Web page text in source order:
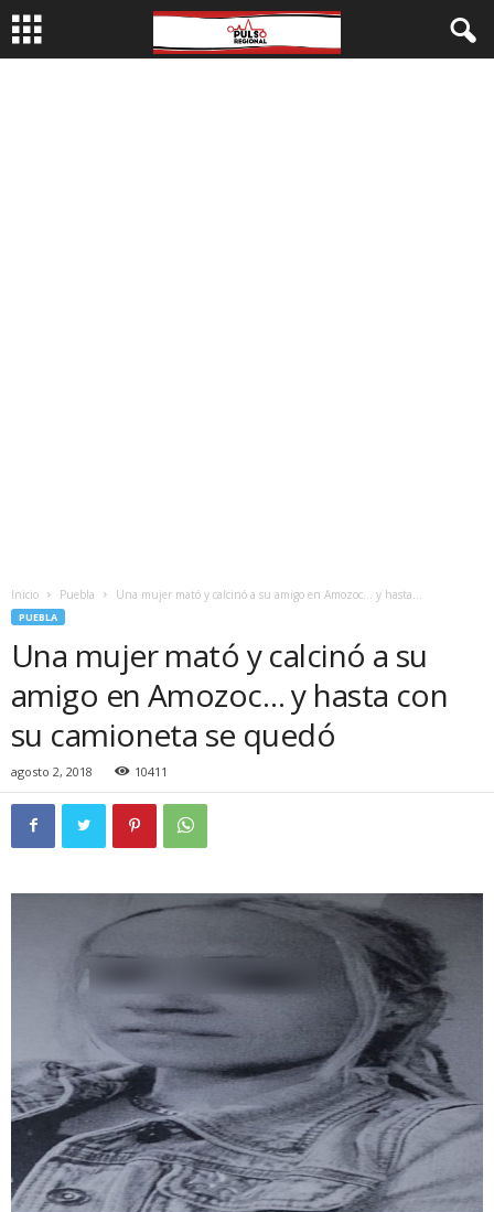
Inicio Puebla Una mujer mató y calcinó a su amigo en Amozoc… y hasta...
PUEBLA
Una mujer mató y calcinó a su
amigo en Amozoc… y hasta con
su camioneta se quedó
agosto 2, 2018 10411